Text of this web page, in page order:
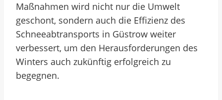
Maßnahmen wird nicht nur die Umwelt
geschont, sondern auch die Effizienz des
Schneeabtransports in Güstrow weiter
verbessert, um den Herausforderungen des
Winters auch zukünftig erfolgreich zu
begegnen.